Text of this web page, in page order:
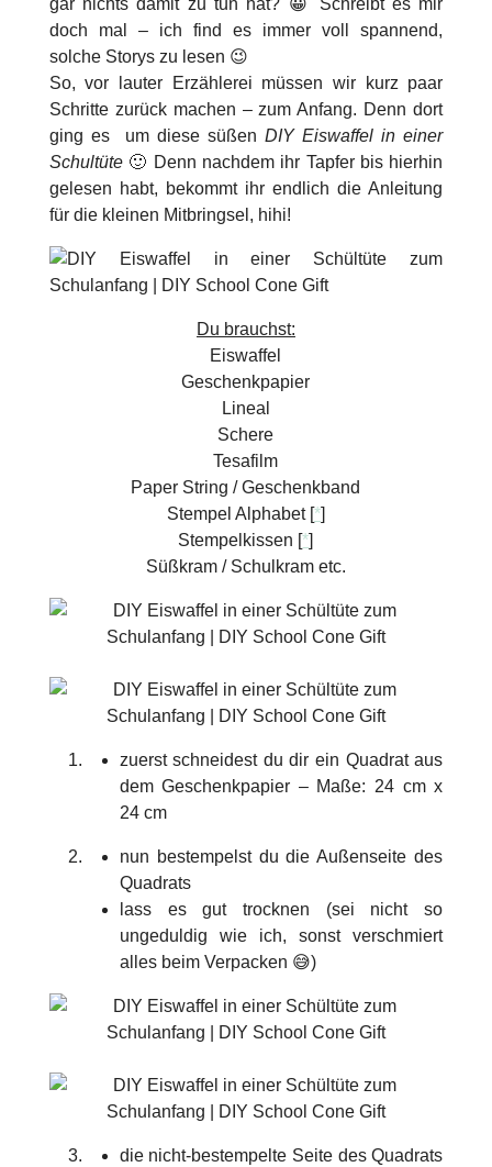
gar nichts damit zu tun hat? 😀 Schreibt es mir
doch mal – ich find es immer voll spannend,
solche Storys zu lesen 😉
So, vor lauter Erzählerei müssen wir kurz paar
Schritte zurück machen – zum Anfang. Denn dort
ging es um diese süßenDIY Eiswaffel in einer
Schultüte🙂 Denn nachdem ihr Tapfer bis hierhin
gelesen habt, bekommt ihr endlich die Anleitung
für die kleinen Mitbringsel, hihi!
Du brauchst:
Eiswaffel
Geschenkpapier
Lineal
Schere
Tesafilm
Paper String / Geschenkband
Stempel Alphabet [*]
Stempelkissen [*]
Süßkram / Schulkram etc.
zuerst schneidest du dir ein Quadrat aus
dem Geschenkpapier – Maße: 24 cm x
24 cm
nun bestempelst du die Außenseite des
Quadrats
lass es gut trocknen (sei nicht so
ungeduldig wie ich, sonst verschmiert
alles beim Verpacken 😅)
die nicht-bestempelte Seite des Quadrats